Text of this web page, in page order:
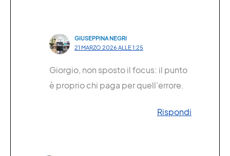
GIUSEPPINA NEGRI
21 MARZO 2026 ALLE 1:25
Giorgio, non sposto il focus: il punto
è proprio chi paga per quell’errore.
Rispondi